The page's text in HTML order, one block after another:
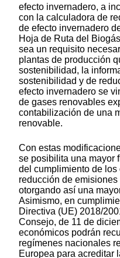
efecto invernadero, a
con la calculadora de
de efecto invernadero
Hoja de Ruta del
sea un requisito
plantas de producción
sostenibilidad, la
sostenibilidad y de
efecto invernadero se
de gases renovables
contabilización de una
renovable.
Con estas
se posibilita una mayor
del cumplimiento de
reducción de
otorgando así una
Asimismo, en
Directiva (UE) 2018/
Consejo, de 11 de
económicos podrán
regímenes nacionales
Europea para acreditar